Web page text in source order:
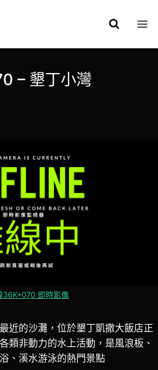
– 墾丁小灣
36K+070 即時影像
近的沙灘，位於墾丁凱撒大飯店正
類非動力的水上活動，是風浪板、
、溪水游泳的熱門景點